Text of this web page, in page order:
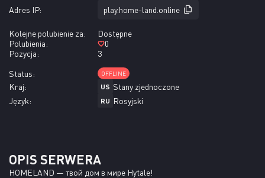
Adres IP:
play.home-land.online
Kolejne polubienie za:
Dostępne
Polubienia:
0
Pozycja:
3
Status:
OFFLINE
Kraj: US Stany zjednoczone
Język:
RU Rosyjski
OPIS SERWERA
HOMELAND — твой дом в мире Hytale!